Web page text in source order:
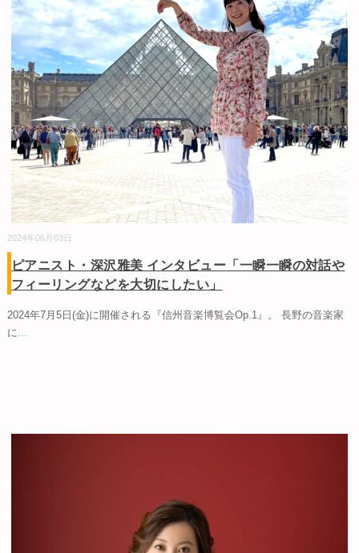
2024年06月03日
ピアニスト・深沢雅美 インタビュー「一瞬一瞬の対話や
フィーリングなどを大切にしたい」
2024年7月5日(金)に開催される『信州音楽博覧会Op.1』。 長野の音楽家
に